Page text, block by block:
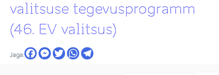
valitsuse tegevusprogramm
(46. EV valitsus)
Jaga: